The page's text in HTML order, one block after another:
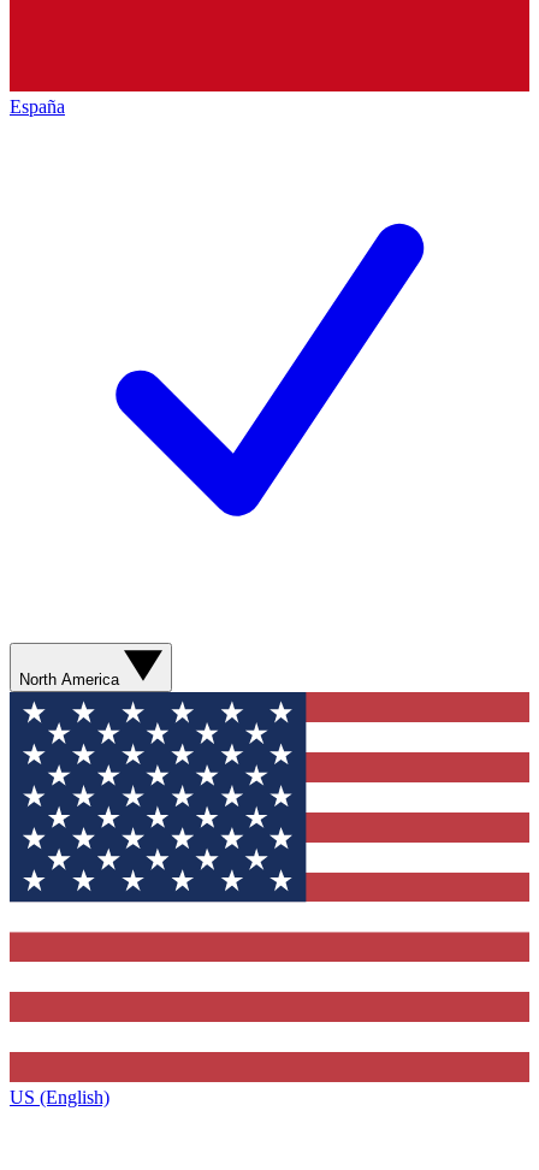
España
North America
US (English)